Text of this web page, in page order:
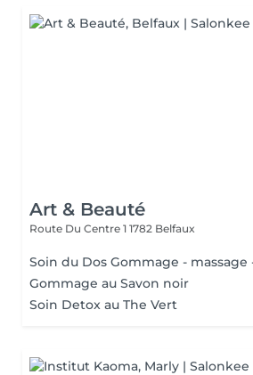
Art & Beauté
Route Du Centre 1 1782 Belfaux
Soin du Dos Gommage - massage
Gommage au Savon noir
Soin Detox au The Vert